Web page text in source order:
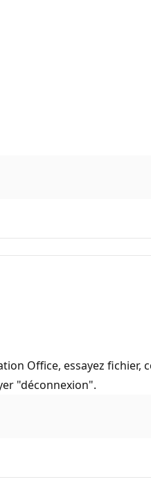
Office, essayez fichier,
"déconnexion".